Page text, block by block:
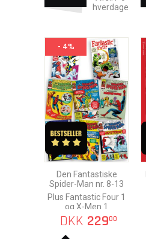
hverdage
- 4%
Den Fantastiske
Spider-Man nr. 8-13
Plus Fantastic Four 1
og X-Men 1
DKK 22900